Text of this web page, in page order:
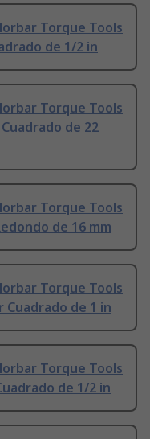
Torque Tools
de 1/2 in
Torque Tools
de 22
Torque Tools
de 16 mm
Torque Tools
Cuadrado de 1 in
Torque Tools
de 1/2 in